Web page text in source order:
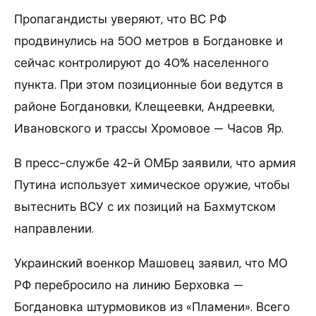
Пропагандисты уверяют, что ВС РФ
продвинулись на 500 метров в Богдановке и
сейчас контролируют до 40% населенного
пункта. При этом позиционные бои ведутся в
районе Богдановки, Клещеевки, Андреевки,
Ивановского и трассы Хромовое — Часов Яр.
В пресс-службе 42-й ОМБр заявили, что армия
Путина использует химическое оружие, чтобы
вытеснить ВСУ с их позиций на Бахмутском
направлении.
Украинский военкор Машовец заявил, что МО
РФ перебросило на линию Берховка —
Богдановка штурмовиков из «Пламени». Всего